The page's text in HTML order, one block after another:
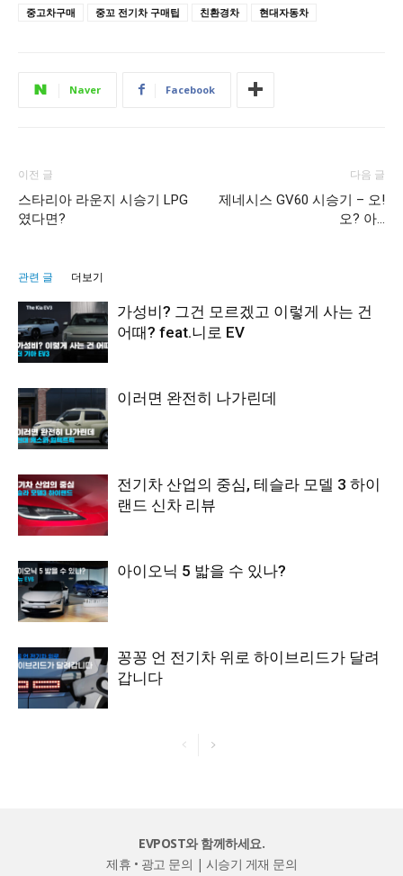
중고차구매
중꼬 전기차 구매팁 친환경차 현대자동차
Naver Facebook
이전 글
스타리아 라운지 시승기 LPG
였다면?
다음 글
제네시스 GV60 시승기 – 오!
오? 아…
관련 글 더보기
가성비? 그건 모르겠고 이렇게 사는 건
어때? feat.니로 EV
이러면 완전히 나가린데
전기차 산업의 중심, 테슬라 모델 3 하이
랜드 신차 리뷰
아이오닉 5 밟을 수 있나?
꽁꽁 언 전기차 위로 하이브리드가 달려
갑니다
EVPOST와 함께하세요.
제휴 • 광고 문의 | 시승기 게재 문의